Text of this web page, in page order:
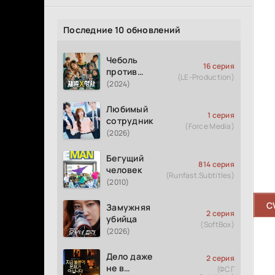
Последние 10 обновлений
Чеболь
против
детектива
(2024)
16 серия
(LE-Production)
Любимый
сотрудник
(2026)
1 серия
(Force Media)
Бегущий
человек
(2010)
814 серия
(Runfast.Subtitles)
Замужняя
убийца
(2026)
2 серия
(SoftBox)
Дело даже
не в
2 серия
(ФСГ